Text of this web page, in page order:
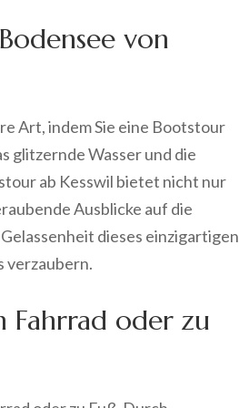
von
Art, indem Sie eine Bootstour
glitzernde Wasser und die
ab Kesswil bietet nicht nur
Ausblicke auf die
dieses einzigartigen
verzaubern.
Fahrrad oder zu